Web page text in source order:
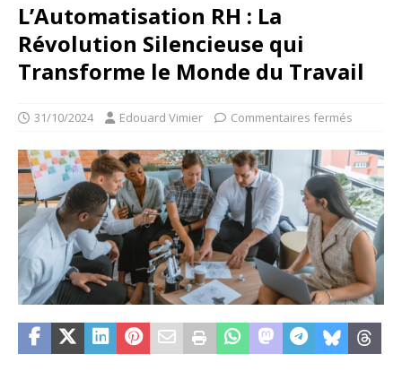
L’Automatisation RH : La
Révolution Silencieuse qui
Transforme le Monde du Travail
31/10/2024 Edouard Vimier Commentaires fermés